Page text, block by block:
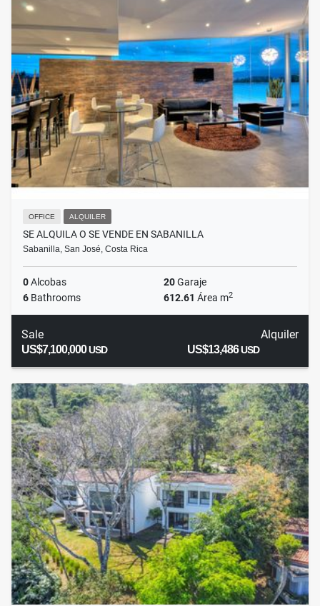
OFFICE ALQUILER
SE ALQUILA O SE VENDE EN SABANILLA
Sabanilla, San José, Costa Rica
0Alcobas 20Garaje
6 Bathrooms 612.61 Área m2
Sale
US$7,100,000USD
Alquiler
US$13,486USD